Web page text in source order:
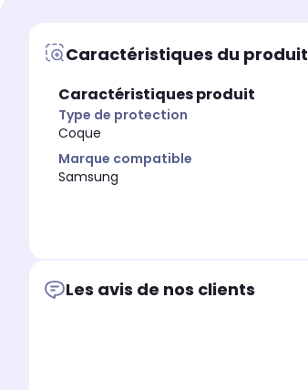
Caractéristiques du produit
Caractéristiques produit
Type de protection
Coque
Marque compatible
Samsung
Les avis de nos clients